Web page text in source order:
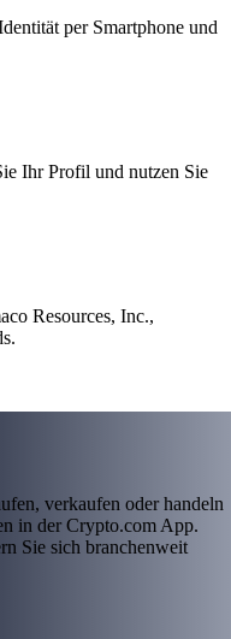
per Smartphone und
Ihr Profil und nutzen Sie
Resources, Inc.,
verkaufen oder handeln
in der Crypto.com App.
Sie sich branchenweit